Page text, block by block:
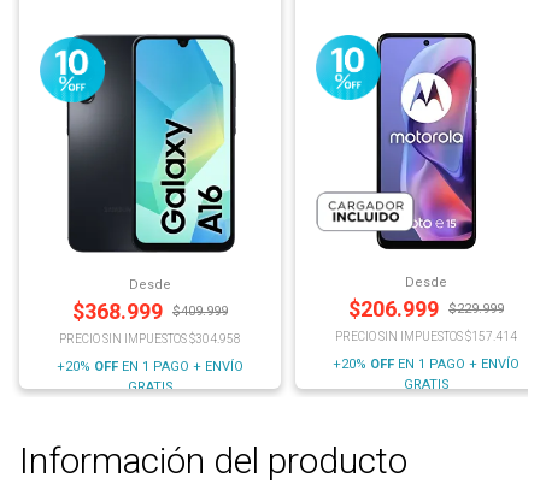
Desde
$368.999 $409.999
PRECIO SIN IMPUESTOS $304.958
+20% OFF EN 1 PAGO + ENVÍO
GRATIS
Desde
$206.999 $229.999
PRECIO SIN IMPUESTOS $157.414
+20% OFF EN 1 PAGO + ENVÍO
GRATIS
Información del producto